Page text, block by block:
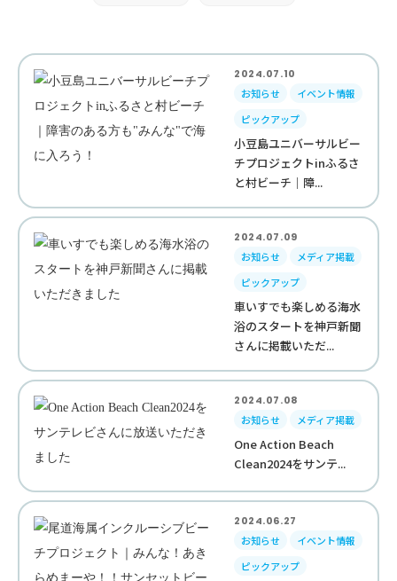
2024.07.10
お知らせ
イベント情報
ピックアップ
小豆島ユニバーサルビー
チプロジェクトinふるさ
と村ビーチ｜障...
2024.07.09
お知らせ
メディア掲載
ピックアップ
車いすでも楽しめる海水
浴のスタートを神戸新聞
さんに掲載いただ...
2024.07.08
お知らせ
メディア掲載
One Action Beach
Clean2024をサンテ...
2024.06.27
お知らせ
イベント情報
ピックアップ